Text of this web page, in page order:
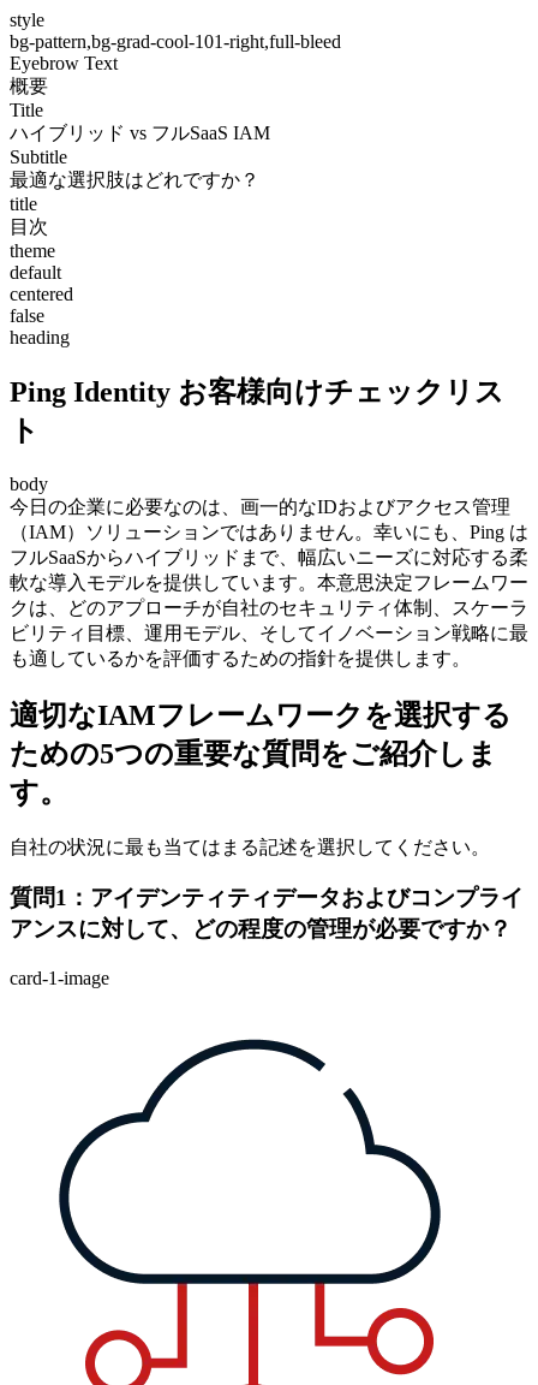
style
bg-pattern,bg-grad-cool-101-right,full-bleed
Eyebrow Text
概要
Title
ハイブリッド vs フルSaaS IAM
Subtitle
最適な選択肢はどれですか？
title
目次
theme
default
centered
false
heading
Ping Identity お客様向けチェックリス
ト
body
今日の企業に必要なのは、画一的なIDおよびアクセス管理
（IAM）ソリューションではありません。幸いにも、Ping は
フルSaaSからハイブリッドまで、幅広いニーズに対応する柔
軟な導入モデルを提供しています。本意思決定フレームワー
クは、どのアプローチが自社のセキュリティ体制、スケーラ
ビリティ目標、運用モデル、そしてイノベーション戦略に最
も適しているかを評価するための指針を提供します。
適切なIAMフレームワークを選択する
ための5つの重要な質問をご紹介しま
す。
自社の状況に最も当てはまる記述を選択してください。
質問1：アイデンティティデータおよびコンプライ
アンスに対して、どの程度の管理が必要ですか？
card-1-image